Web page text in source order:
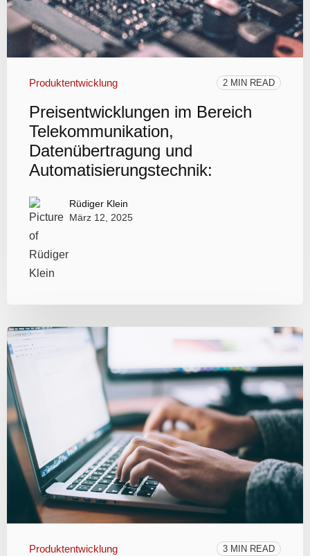
Produktentwicklung 2 MIN READ
Preisentwicklungen im Bereich
Telekommunikation,
Datenübertragung und
Automatisierungstechnik:
Rüdiger Klein
März 12, 2025
Produktentwicklung 3 MIN READ